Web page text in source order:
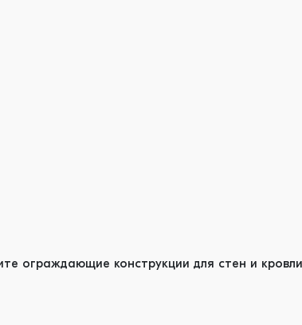
ограждающие конструкции для стен и